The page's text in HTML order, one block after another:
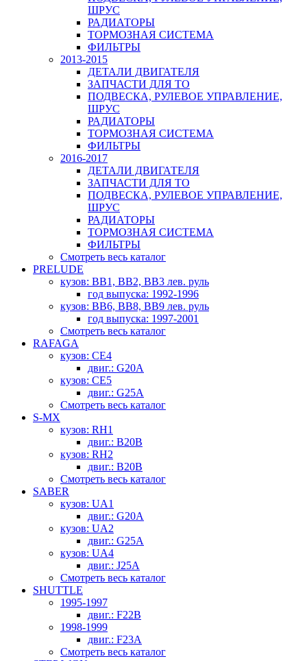
ШРУС
РАДИАТОРЫ
ТОРМОЗНАЯ СИСТЕМА
ФИЛЬТРЫ
2013-2015
ДЕТАЛИ ДВИГАТЕЛЯ
ЗАПЧАСТИ ДЛЯ ТО
ПОДВЕСКА, РУЛЕВОЕ УПРАВЛЕНИЕ,
ШРУС
РАДИАТОРЫ
ТОРМОЗНАЯ СИСТЕМА
ФИЛЬТРЫ
2016-2017
ДЕТАЛИ ДВИГАТЕЛЯ
ЗАПЧАСТИ ДЛЯ ТО
ПОДВЕСКА, РУЛЕВОЕ УПРАВЛЕНИЕ,
ШРУС
РАДИАТОРЫ
ТОРМОЗНАЯ СИСТЕМА
ФИЛЬТРЫ
Смотреть весь каталог
PRELUDE
кузов: BB1, BB2, BB3 лев. руль
год выпуска: 1992-1996
кузов: BB6, BB8, BB9 лев. руль
год выпуска: 1997-2001
Смотреть весь каталог
RAFAGA
кузов: CE4
двиг.: G20A
кузов: CE5
двиг.: G25A
Смотреть весь каталог
S-MX
кузов: RH1
двиг.: B20B
кузов: RH2
двиг.: B20B
Смотреть весь каталог
SABER
кузов: UA1
двиг.: G20A
кузов: UA2
двиг.: G25A
кузов: UA4
двиг.: J25A
Смотреть весь каталог
SHUTTLE
1995-1997
двиг.: F22B
1998-1999
двиг.: F23A
Смотреть весь каталог